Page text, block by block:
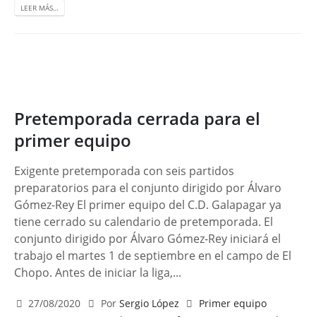
LEER MÁS…
Pretemporada cerrada para el
primer equipo
Exigente pretemporada con seis partidos
preparatorios para el conjunto dirigido por Álvaro
Gómez-Rey El primer equipo del C.D. Galapagar ya
tiene cerrado su calendario de pretemporada. El
conjunto dirigido por Álvaro Gómez-Rey iniciará el
trabajo el martes 1 de septiembre en el campo de El
Chopo. Antes de iniciar la liga,...
27/08/2020 Por Sergio López
Primer equipo